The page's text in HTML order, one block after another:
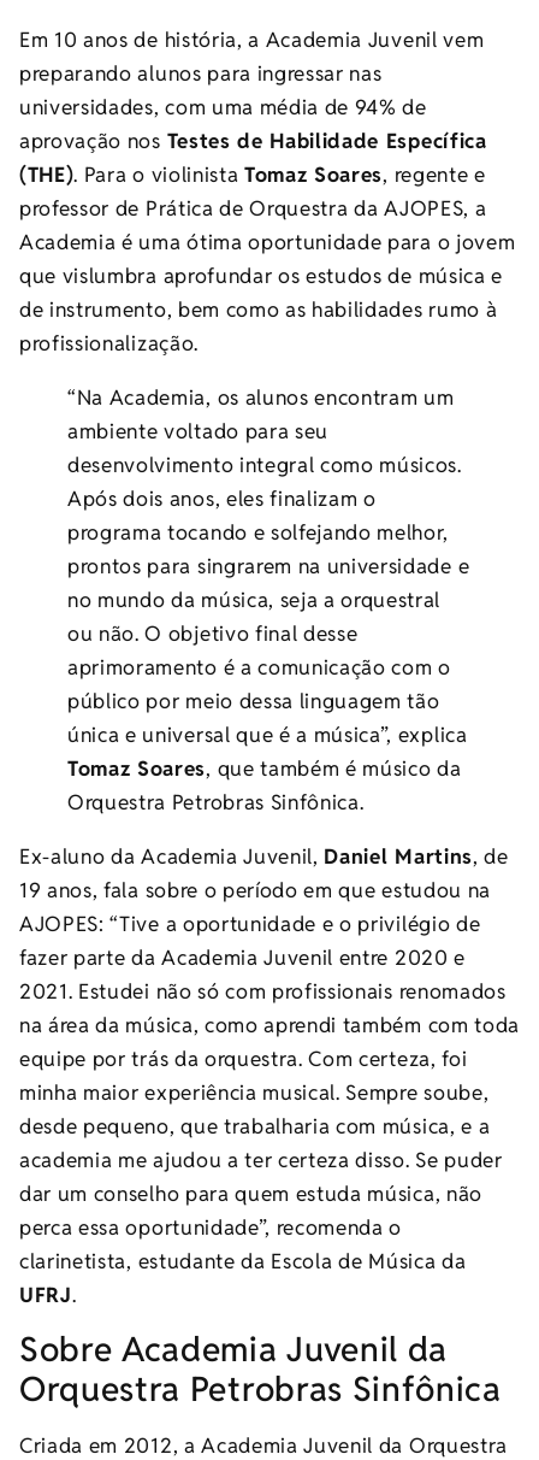
Em 10 anos de história, a Academia Juvenil vem
preparando alunos para ingressar nas
universidades, com uma média de 94% de
aprovação nos Testes de Habilidade Específica
(THE). Para o violinistaTomaz Soares, regente e
professor de Prática de Orquestra da AJOPES, a
Academia é uma ótima oportunidade para o jovem
que vislumbra aprofundar os estudos de música e
de instrumento, bem como as habilidades rumo à
profissionalização.
“Na Academia, os alunos encontram um
ambiente voltado para seu
desenvolvimento integral como músicos.
Após dois anos, eles finalizam o
programa tocando e solfejando melhor,
prontos para singrarem na universidade e
no mundo da música, seja a orquestral
ou não. O objetivo final desse
aprimoramento é a comunicação com o
público por meio dessa linguagem tão
única e universal que é a música”, explica
Tomaz Soares, que também é músico da
Orquestra Petrobras Sinfônica.
Ex-aluno da Academia Juvenil, Daniel Martins, de
19 anos, fala sobre o período em que estudou na
AJOPES: “Tive a oportunidade e o privilégio de
fazer parte da Academia Juvenil entre 2020 e
2021. Estudei não só com profissionais renomados
na área da música, como aprendi também com toda
equipe por trás da orquestra. Com certeza, foi
minha maior experiência musical. Sempre soube,
desde pequeno, que trabalharia com música, e a
academia me ajudou a ter certeza disso. Se puder
dar um conselho para quem estuda música, não
perca essa oportunidade”, recomenda o
clarinetista, estudante da Escola de Música da
UFRJ.
Sobre Academia Juvenil da
Orquestra Petrobras Sinfônica
Criada em 2012, a Academia Juvenil da Orquestra